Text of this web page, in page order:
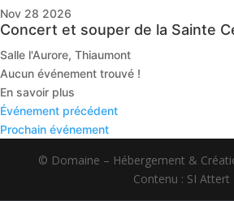
Nov 28 2026
Concert et souper de la Sainte
Salle l'Aurore, Thiaumont
Aucun événement trouvé !
En savoir plus
Événement précédent
Prochain événement
© Domaine – Hébergement &
Contenu : SI Attert